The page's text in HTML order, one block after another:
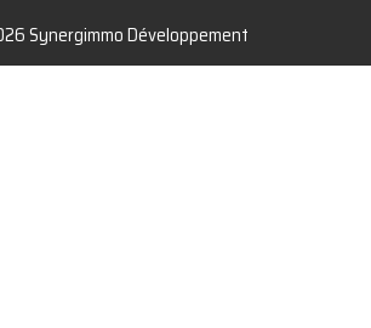
Synergimmo Développement